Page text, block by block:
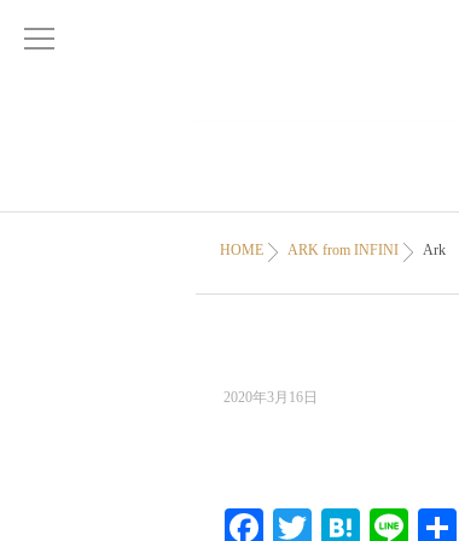
HOME ARK from INFINI Ark
2020年3月16日
Facebook
TwitterHatena
Line